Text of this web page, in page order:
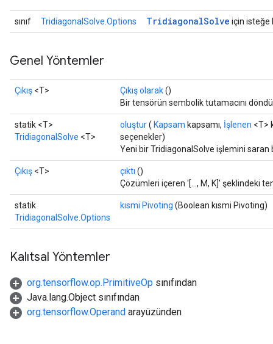
sınıf TridiagonalSolve.Options TridiagonalSolve için isteğe
Genel Yöntemler
Çıkış <T> Çıkış olarak()
Bir tensörün sembolik tutamacını
statik <T>
TridiagonalSolve <T>
oluştur( Kapsam kapsamı, İşlenen <T>
seçenekler)
Yeni bir TridiagonalSolve işlemini
Çıkış <T> çıktı ()
Çözümleri içeren '[..., M, K]' şeklindeki
statik
TridiagonalSolve.Options
kısmi Pivoting (Boolean kısmi Pivoting)
Kalıtsal Yöntemler
org.tensorflow.op.PrimitiveOp sınıfından
Java.lang.Object sınıfından
org.tensorflow.Operand arayüzünden